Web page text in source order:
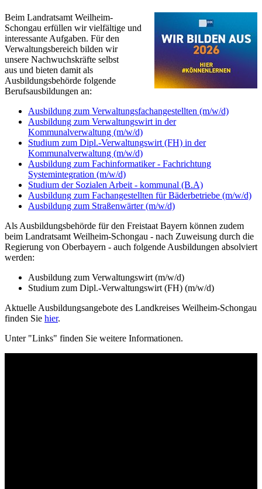
Beim Landratsamt Weilheim-
Schongau erfüllen wir vielfältige und
interessante Aufgaben. Für den
Verwaltungsbereich bilden wir
unsere Nachwuchskräfte selbst
aus und bieten damit als
Ausbildungsbehörde folgende
Berufsausbildungen an:
Ausbildung zum Verwaltungsfachangestellten (m/w/d)
Ausbildung zum Verwaltungswirt in der
Kommunalverwaltung (m/w/d)
Studium zum Dipl.-Verwaltungswirt (FH) in der
Kommunalverwaltung (m/w/d)
Ausbildung zum Fachinformatiker - Fachrichtung
Systemintegration (m/w/d)
Studium der Sozialen Arbeit - kommunal (B.A)
Ausbildung zum Fachangestellten für Bäderbetriebe (m/w/d)
Ausbildung zum Straßenwärter (m/w/d)
Als Ausbildungsbehörde für den Freistaat Bayern können zudem
beim Landratsamt Weilheim-Schongau - nach Zuweisung durch die
Regierung von Oberbayern - auch folgende Ausbildungen absolviert
werden:
Ausbildung zum Verwaltungswirt (m/w/d)
Studium zum Dipl.-Verwaltungswirt (FH) (m/w/d)
Aktuelle Ausbildungsangebote des Landkreises Weilheim-Schongau
finden Sie hier.
Unter "Links" finden Sie weitere Informationen.